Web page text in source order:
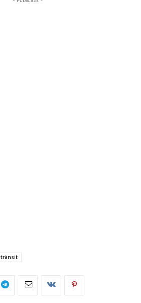
trànsit